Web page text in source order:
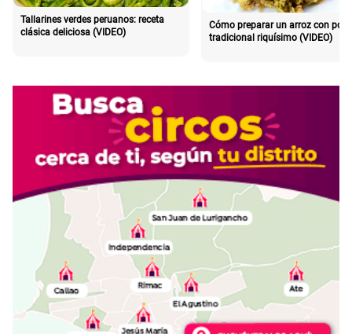
Tallarines verdes peruanos: receta
clásica deliciosa (VIDEO)
Cómo preparar un arroz con pollo
tradicional riquísimo (VIDEO)